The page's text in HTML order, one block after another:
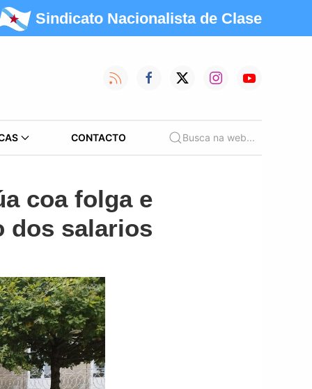
Sindicato Nacionalista de Clase
CONTACTO Busca na web...
coa folga e
dos salarios